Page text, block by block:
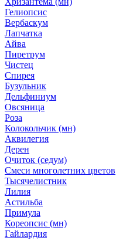
Гелиопсис
Вербаскум
Лапчатка
Айва
Пиретрум
Чистец
Спирея
Бузульник
Дельфиниум
Овсяница
Роза
Колокольчик (мн)
Аквилегия
Дерен
Очиток (седум)
Смеси многолетних цветов
Тысячелистник
Лилия
Астильба
Примула
Кореопсис (мн)
Гайлардия